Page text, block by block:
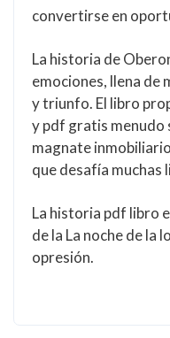
convertirse en
La historia de
emociones, llena de
y triunfo. El libro
y pdf gratis menudo
magnate
que desafía muchas
La historia pdf libro
de la La noche de la
opresión.